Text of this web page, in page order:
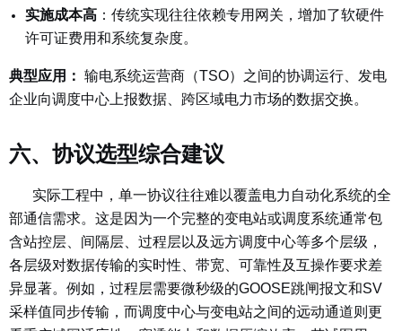
实施成本高 ：传统实现往往依赖专用网关，增加了软硬件
许可证费用和系统复杂度。
典型应用： 输电系统运营商（TSO）之间的协调运行、发电
企业向调度中心上报数据、跨区域电力市场的数据交换。
六、协议选型综合建议
实际工程中，单一协议往往难以覆盖电力自动化系统的全
部通信需求。这是因为一个完整的变电站或调度系统通常包
含站控层、间隔层、过程层以及远方调度中心等多个层级，
各层级对数据传输的实时性、带宽、可靠性及互操作要求差
异显著。例如，过程层需要微秒级的GOOSE跳闸报文和SV
采样值同步传输，而调度中心与变电站之间的远动通道则更